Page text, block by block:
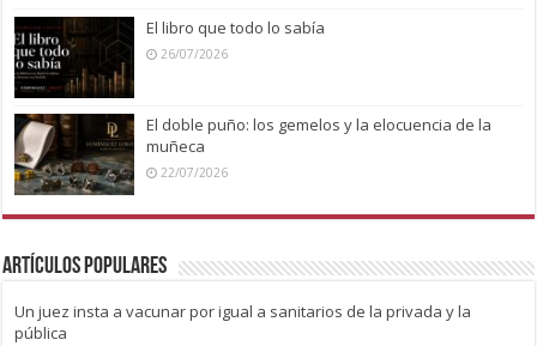
El libro que todo lo sabía
26/07/2026
El doble puño: los gemelos y la elocuencia de la
muñeca
22/07/2026
Artículos Populares
Un juez insta a vacunar por igual a sanitarios de la privada y la
pública